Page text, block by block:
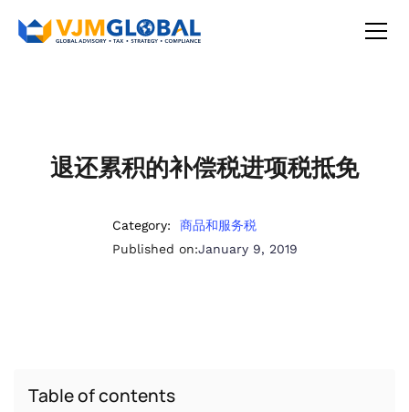
退还累积的补偿税进项税抵免
Category:
商品和服务税
Published on:January 9, 2019
Table of contents